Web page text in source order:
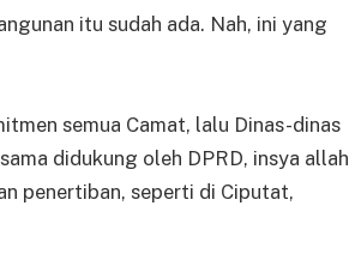
itu sudah ada. Nah, ini yang
semua Camat, lalu Dinas-dinas
didukung oleh DPRD, insya allah
penertiban, seperti di Ciputat,